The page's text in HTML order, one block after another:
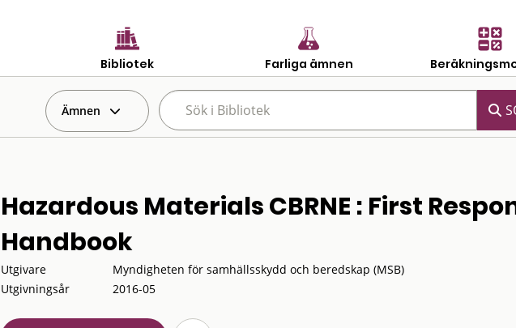
Bibliotek Farliga ämnen
Ämnen
Hazardous Materials CBRNE : First
Handbook
Utgivare
Myndigheten för samhällsskydd och beredskap (MSB)
Utgivningsår
2016-05